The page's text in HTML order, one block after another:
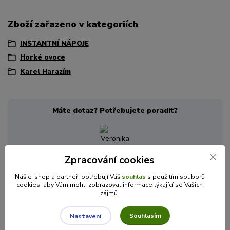
Zboží zařazeno v kategoriích
INSTANTNÍ NÁPOJE
Horké ovoce
Karel Harazím
Máte dotaz? Potřebujete poradit?
Veronika je zde pro Vás!
+420 725 846 639
(Po-Pá, 8-16 hod.)
info@cajecokolady.cz
Zpracování cookies
Náš e-shop a partneři potřebují Váš souhlas s použitím souborů
cookies, aby Vám mohli zobrazovat informace týkající se Vašich
zájmů.
Nastavení Souhlasím